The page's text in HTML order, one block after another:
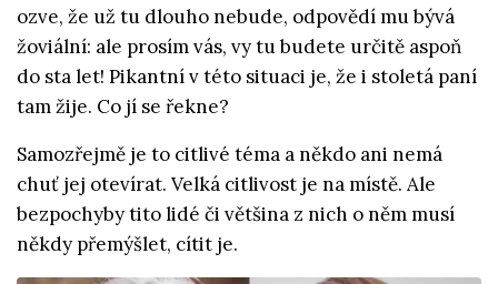
ozve, že už tu dlouho nebude, odpovědí mu bývá
žoviální: ale prosím vás, vy tu budete určitě aspoň
do sta let! Pikantní v této situaci je, že i stoletá paní
tam žije. Co jí se řekne?
Samozřejmě je to citlivé téma a někdo ani nemá
chuť jej otevírat. Velká citlivost je na místě. Ale
bezpochyby tito lidé či většina z nich o něm musí
někdy přemýšlet, cítit je.